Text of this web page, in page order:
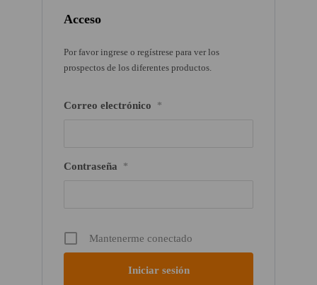
Acceso
Por favor ingrese o regístrese para ver los
prospectos de los diferentes productos.
Correo electrónico *
Contraseña *
Mantenerme conectado